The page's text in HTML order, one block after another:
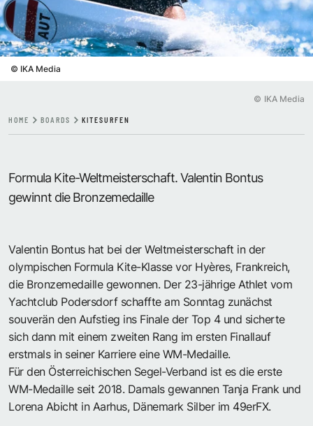
© IKA Media
© IKA Media
HOME BOARDS KITESURFEN
Formula Kite-Weltmeisterschaft. Valentin Bontus
gewinnt die Bronzemedaille
Valentin Bontus hat bei der Weltmeisterschaft in der
olympischen Formula Kite-Klasse vor Hyères, Frankreich,
die Bronzemedaille gewonnen. Der 23-jährige Athlet vom
Yachtclub Podersdorf schaffte am Sonntag zunächst
souverän den Aufstieg ins Finale der Top 4 und sicherte
sich dann mit einem zweiten Rang im ersten Finallauf
erstmals in seiner Karriere eine WM-Medaille.
Für den Österreichischen Segel-Verband ist es die erste
WM-Medaille seit 2018. Damals gewannen Tanja Frank und
Lorena Abicht in Aarhus, Dänemark Silber im 49erFX.